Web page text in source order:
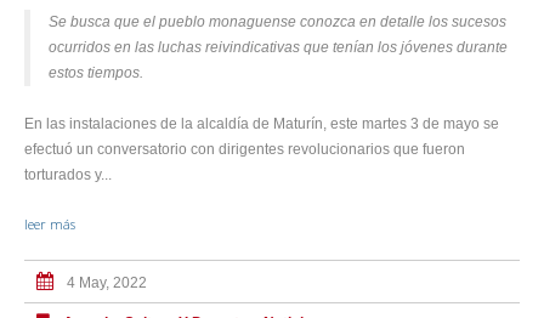
Se busca que el pueblo monaguense conozca en detalle los sucesos
ocurridos en las luchas reivindicativas que tenían los jóvenes durante
estos tiempos.
En las instalaciones de la alcaldía de Maturín, este martes 3 de mayo se
efectuó un conversatorio con dirigentes revolucionarios que fueron
torturados y...
leer más
4 May, 2022